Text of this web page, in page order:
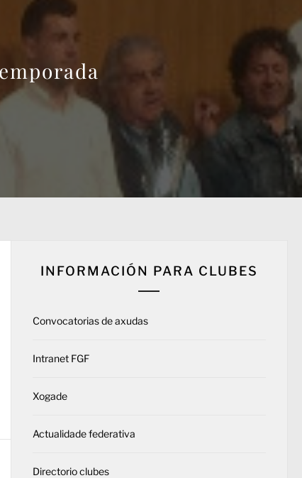
INFORMACIÓN PARA CLUBES
Convocatorias de axudas
Intranet FGF
Xogade
Actualidade federativa
Directorio clubes